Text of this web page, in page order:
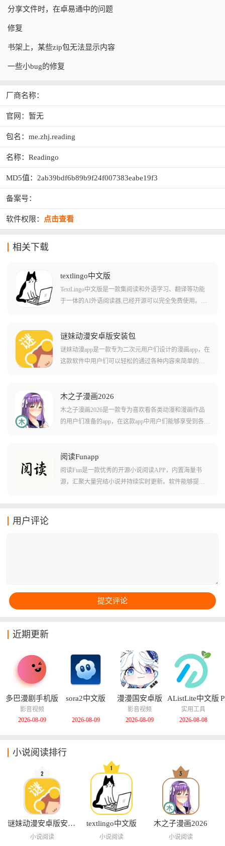
分享文件时，在卓易通中的问题
修复
书架上，某些zip包无法显示内容
一些小bug的修复
厂商名称：
官网：暂无
包名：me.zhj.reading
名称：Readingo
MD5值：2ab39bdf6b89b9f24f007383eabe19f3
备案号：
软件权限： 点击查看
相关下载
textlingo中文版
TextLingo中文版是一款集阅读和外语学习、翻译等功能
于一体的AI外语阅读器,已经开源可以完全免费使用。软
看小说边学外语的沉浸式阅读体验。TextLingo具有离线
学习、智能推送提醒、语言识别与发音、无缝同步等功
能,支持URL、Word、Markdown、PDF、SRT等不同格式,
谜妹动漫安卓版安装包
谜妹动漫app是一款专为二次元用户们设计的漫画app，在
这款软件中用户们可以轻松的通过各种内容来简单的自
功能，包括调节字体的大小颜色等等！在这款软件中还
有多种便捷的自动化能力，包括自动跳过片头片尾，自
动播放下一集等等，让您看剧不用伸手！
木之子漫画2026
木之子漫画2026是一款专为喜欢看各类动漫和漫画作品
的用户们准备的app，在这款app中用户们能够享受到各种
品都经过了汉化和中文字幕处理，让用户们看起来没有
任何难度。软件还会定期放出一些优质的动漫作品合
集，让用户们不至于无番可看！
阅读Funapp
阅读Fun是一款优秀的开源小说阅读APP，内置海量书
源，汇聚大量完结小说并持续实时更新。软件能够提供
用户评论
近期更新
多巴漫剧手机版
影音视频
2026-08-09
sora2中文版
2026-08-09
漫漫国安卓版
影音视频
2026-08-09
AListLite中文版
实用工具
2026-08-08
小说阅读排行
谜妹动漫安卓版安装包
小说阅读
textlingo中文版
小说阅读
木之子漫画2026
小说阅读